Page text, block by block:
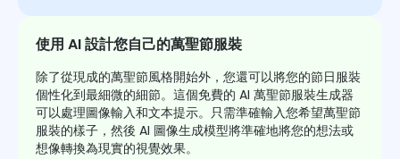
使用 AI 設計您自己的萬聖節服裝
除了從現成的萬聖節風格開始外，您還可以將您的節日服裝
個性化到最細微的細節。這個免費的 AI 萬聖節服裝生成器
可以處理圖像輸入和文本提示。只需準確輸入您希望萬聖節
服裝的樣子，然後 AI 圖像生成模型將準確地將您的想法或
想像轉換為現實的視覺效果。